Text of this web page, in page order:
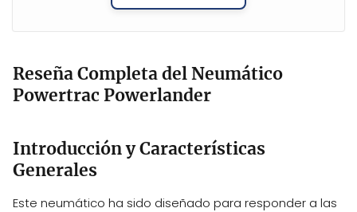
Reseña Completa del Neumático
Powertrac Powerlander
Introducción y Características
Generales
Este neumático ha sido diseñado para responder a las